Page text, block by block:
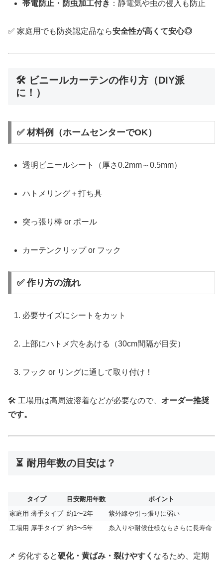
帯電防止・防虫加工付き ：静電気や虫の侵入も防止
✅ 家庭用でも防炎認定品なら安全性が高くて安心◎
🛠 ビニールカーテンの作り方（DIY派
に！）
✅ 材料例（ホームセンターでOK）
透明ビニールシート（厚さ0.2mm～0.5mm）
ハトメリング＋打ち具
突っ張り棒 or ポール
カーテンクリップ or フック
✅ 作り方の流れ
必要サイズにシートをカット
上部にハトメ穴をあける（30cm間隔が目安）
フック or リングに通して取り付け！
🛠 工場用は高周波溶着などが必要なので、 オーダー推奨
です。
⏳ 耐用年数の目安は？
タイプ 目安耐用年数
ポイント
家庭用 薄手タイプ 約1〜2年
紫外線や引っ張りに弱い
工場用 厚手タイプ 約3〜5年 糸入りや耐候仕様ならさらに長寿命
📌 劣化すると硬化・黄ばみ・裂けやすく なるため、定期